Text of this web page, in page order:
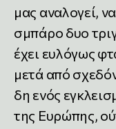
μας αναλογεί,
σμπάρο δυο
έχει ευλόγως
μετά από
δη ενός
της Ευρώπης,